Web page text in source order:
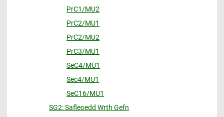
PrC1/MU2
PrC2/MU1
PrC2/MU2
PrC3/MU1
SeC4/MU1
Sec4/MU1
SeC16/MU1
SG2: Safleoedd Wrth Gefn